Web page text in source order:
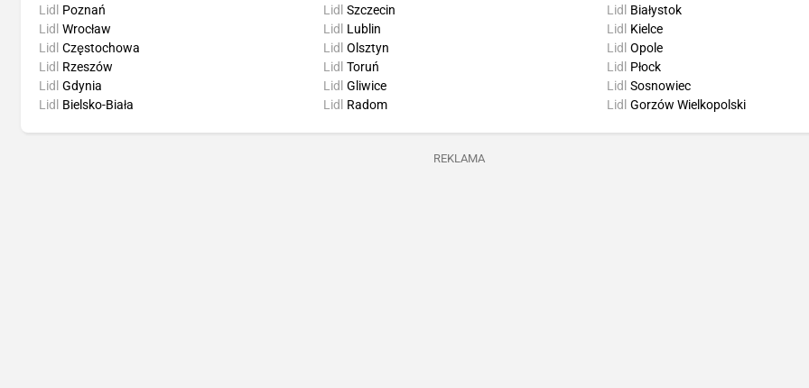
Lidl
Poznań
Lidl Wrocław
Lidl Szczecin
Lidl
Lublin
Lidl
Białystok
Lidl
Kielce
Lidl Częstochowa
Lidl
Rzeszów
Lidl Gdynia
Lidl
Bielsko-Biała
Lidl Olsztyn
Lidl Toruń
Lidl Gliwice
Lidl
Radom
Lidl Opole
Lidl
Płock
Lidl Sosnowiec
Lidl Gorzów Wielkopolski
REKLAMA